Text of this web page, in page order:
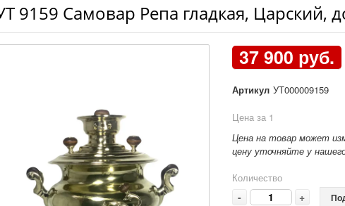
9159 Самовар Репа гладкая,
37 900 руб.
Артикул УТ000009159
Цена за 1
Цена на товар может
цену уточняйте у
Количество
- +